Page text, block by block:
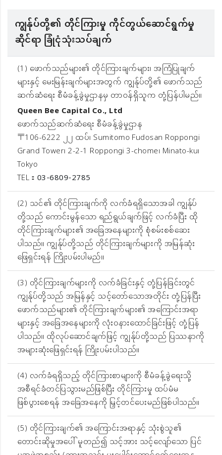
ကျွန်ုပ်တို့၏ တိုင်ကြားမှု ကိုင်တွယ်ဆောင်ရွက်မှု
ဆိုင်ရာ ခြုံငုံသုံးသပ်ချက်
(1) ဖောက်သည်များ၏ တိုင်ကြားချက်များ၊ အကြံပြုချက်
များနှင့် မေးမြန်းချက်များအတွက် ကျွန်ုပ်တို့၏ ဖောက်သည်
ဆက်ဆံရေး စီမံခန့်ခွဲမှုဌာနမှ တာဝန်ရှိသူက တုံ့ပြန်ပါမည်။
Queen Bee Capital Co., Ltd
ဖောက်သည်ဆက်ဆံရေး စီမံခန့်ခွဲမှုဌာန
〒106-6222 ၂၂ ထပ်၊ Sumitomo Fudosan Roppongi
Grand Tower၊ 2-2-1 Roppongi 3-chome၊ Minato-ku၊
Tokyo
TEL：03-6809-2785
(2) သင်၏ တိုင်ကြားချက်ကို လက်ခံရရှိသောအခါ ကျွန်ုပ်
တို့သည် ကောင်းမွန်သော ရည်ရွယ်ချက်ဖြင့် လက်ခံပြီး ထို
တိုင်ကြားချက်များ၏ အခြေအနေများကို စုံစမ်းစစ်ဆေး
ပါသည်။ ကျွန်ုပ်တို့သည် တိုင်ကြားချက်များကို အမြန်ဆုံး
ဖြေရှင်းရန် ကြိုးပမ်းပါမည်။
(3) တိုင်ကြားချက်များကို လက်ခံခြင်းနှင့် တုံ့ပြန်ခြင်းတွင်
ကျွန်ုပ်တို့သည် အမြန်နှင့် သင့်တော်သောအတိုင်း တုံ့ပြန်ပြီး
ဖောက်သည်များ၏ တိုင်ကြားချက်များ၏ အကြောင်းအရာ
များနှင့် အခြေအနေများကို လုံးဝနားထောင်ခြင်းဖြင့် တုံ့ပြန်
ပါသည်။ ထိုလုပ်ဆောင်ချက်ဖြင့် ကျွန်ုပ်တို့သည် ပြဿနာကို
အများဆုံးဖြေရှင်းရန် ကြိုးပမ်းပါသည်။
(4) လက်ခံရရှိသည့် တိုင်ကြားစာများကို စီမံခန့်ခွဲရေးသို့
အစီရင်ခံတင်ပြသွားမည်ဖြစ်ပြီး တိုင်ကြားမှု ထပ်မံမ
ဖြစ်ပွားစေရန် အခြေအနေကို မြှင့်တင်ပေးမည်ဖြစ်ပါသည်။
(5) တိုင်ကြားချက်၏ အကြောင်းအရာနှင့် သုံးစွဲသူ၏
တောင်းဆိုမှုအပေါ် မူတည်၍ သင့်အား သင့်လျော်သော ပြင်